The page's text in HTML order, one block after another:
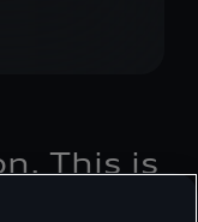
This is